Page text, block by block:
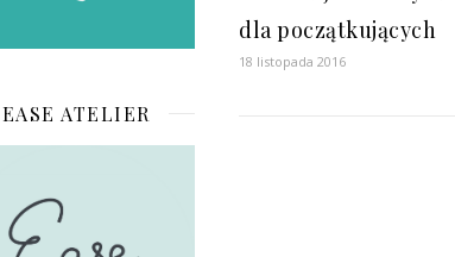
EASE ATELIER
dla początkujących
18 listopada 2016